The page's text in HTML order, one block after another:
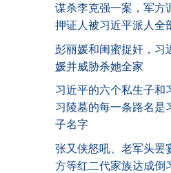
谋杀李克强一案，军方
押证人被习近平派人全
彭丽媛和闺蜜捉奸，习
媛并威胁杀她全家
习近平的六个私生子和
习陵墓的每一条路名是
子名字
张又侠怒吼、老军头罢
方等红二代家族达成倒